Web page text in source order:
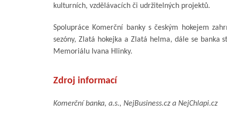
kulturních, vzdělávacích či udržitelných projektů.
Spolupráce Komerční banky s českým hokejem
sezóny, Zlatá hokejka a Zlatá helma, dále se banka
Memoriálu Ivana Hlinky.
Zdroj informací
Komerční banka, a.s., NejBusiness.cz a NejChlapi.cz